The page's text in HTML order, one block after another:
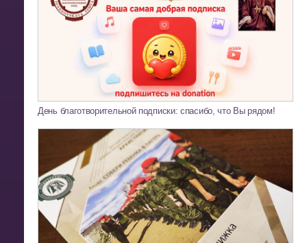
День благотворительной подписки: спасибо, что Вы рядом!